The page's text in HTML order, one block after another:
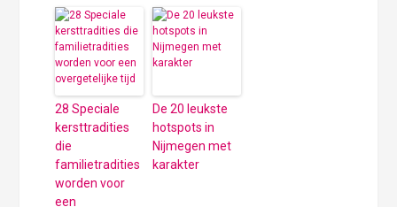
28 Speciale
kersttradities
die
familietradities
worden voor
een
De 20 leukste
hotspots in
Nijmegen met
karakter